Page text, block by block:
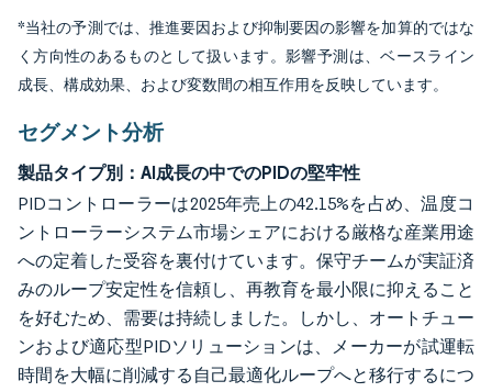
*当社の予測では、推進要因および抑制要因の影響を加算的ではな
く方向性のあるものとして扱います。影響予測は、ベースライン
成長、構成効果、および変数間の相互作用を反映しています。
セグメント分析
製品タイプ別：AI成長の中でのPIDの堅牢性
PIDコントローラーは2025年売上の42.15%を占め、温度コ
ントローラーシステム市場シェアにおける厳格な産業用途
への定着した受容を裏付けています。保守チームが実証済
みのループ安定性を信頼し、再教育を最小限に抑えること
を好むため、需要は持続しました。しかし、オートチュー
ンおよび適応型PIDソリューションは、メーカーが試運転
時間を大幅に削減する自己最適化ループへと移行するにつ